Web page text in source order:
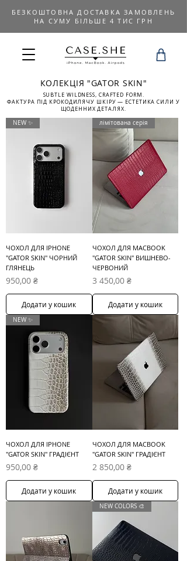
БЕЗКОШТОВНА ДОСТАВКА ЗАМОВЛЕНЬ
НА СУМУ БІЛЬШЕ 4 ТИС ГРН
КОЛЕКЦІЯ "GATOR SKIN"
SUBTLE WILDNESS, CRAFTED FORM.
ФАКТУРА ПІД КРОКОДИЛЯЧУ ШКІРУ — ЕСТЕТИКА СИЛИ У
ЩОДЕННИХ ДЕТАЛЯХ.
NEW ✨
ЧОХОЛ ДЛЯ IPHONE
"GATOR SKIN" ЧОРНИЙ
ГЛЯНЕЦЬ
Ціна
950,00 ₴
Додати у кошик
лімітована серія
ЧОХОЛ ДЛЯ MACBOOK
"GATOR SKIN" ВИШНЕВО-
ЧЕРВОНИЙ
Ціна
3 450,00 ₴
Додати у кошик
NEW ✨
ЧОХОЛ ДЛЯ IPHONE
"GATOR SKIN" ГРАДІЄНТ
Ціна
950,00 ₴
Додати у кошик
ЧОХОЛ ДЛЯ MACBOOK
"GATOR SKIN" ГРАДІЄНТ
Ціна
2 850,00 ₴
Додати у кошик
NEW COLORS 🎨